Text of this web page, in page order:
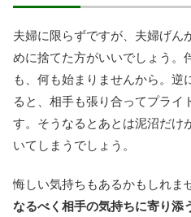
夫婦に限らずですが、夫婦げん
めに捨てた方がいいでしょう。
も、何も始まりませんから。逆
ると、相手も張り合ってプライ
す。そうなるとあとは泥沼だけ
いてしまうでしょう。
悔しい気持ちもあるかもしれま
なるべく相手の気持ちに寄り添